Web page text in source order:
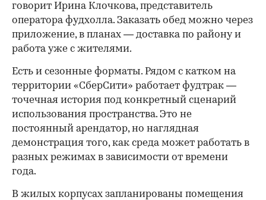
говорит Ирина Клочкова, представитель
оператора фудхолла. Заказать обед можно через
приложение, в планах — доставка по району и
работа уже с жителями.
Есть и сезонные форматы. Рядом с катком на
территории «СберСити» работает фудтрак —
точечная история под конкретный сценарий
использования пространства. Это не
постоянный арендатор, но наглядная
демонстрация того, как среда может работать в
разных режимах в зависимости от времени
года.
В жилых корпусах запланированы помещения